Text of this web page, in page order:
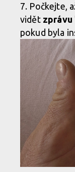
Počkejte,
vidět zprávu
pokud byla